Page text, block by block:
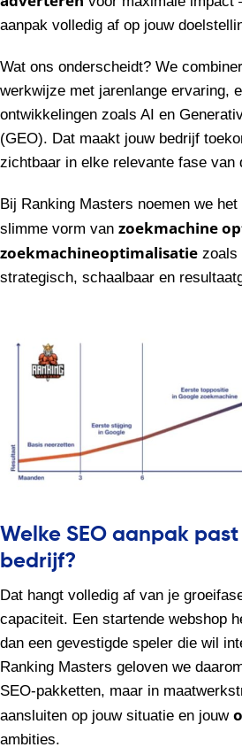
aanpak volledig af op jouw
Wat ons onderscheidt? We
werkwijze met jarenlange ervaring,
ontwikkelingen zoals AI en
(GEO). Dat maakt jouw bedrijf
zichtbaar in elke relevante fase van
Bij Ranking Masters noemen we
slimme vorm van zoekmachine
zoekmachineoptimalisatie zoals
strategisch, schaalbaar en
Welke SEO aanpak
bedrijf?
Dat hangt volledig af van je
capaciteit. Een startende webshop
dan een gevestigde speler die wil
Ranking Masters geloven we
SEO-pakketten, maar in
aansluiten op jouw situatie en jouw
ambities.